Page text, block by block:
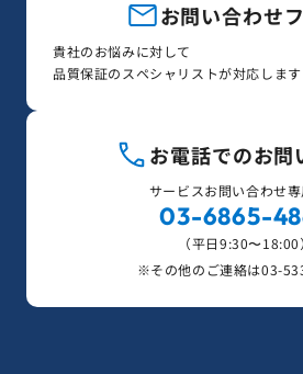
お問い合わせ
貴社のお悩みに対して
品質保証のスペシャリストが対応します
お電話でのお問
サービスお問い合わせ
03-6865-
（平日9:30〜18:00）
※その他のご連絡は03-